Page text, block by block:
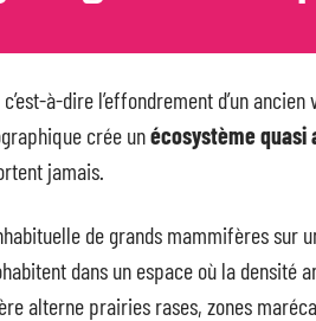
à-dire l’effondrement d’un
crée unécosystème quasi
jamais.
de grands mammifères sur
dans un espace où la densité
alterne prairies rases, zones